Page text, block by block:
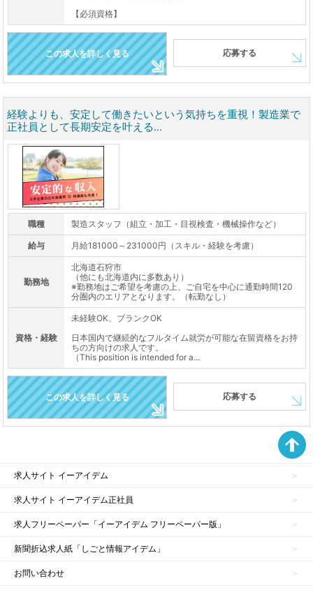
【必須資格】
この求人を詳しく見る 応募する
経験よりも、安定して働きたいという気持ちを重視！製造業で
正社員として長期安定を叶える...
職種 製造スタッフ（組立・加工・目視検査・機械操作など）
給与 月給181000～231000円（スキル・経験を考慮）
勤務地
北海道石狩市
（他にも北海道内に多数あり）
※勤務地はご希望を考慮の上、ご自宅を中心に通勤時間120
分圏内のエリアとなります。（転勤なし）
資格・経験
未経験OK、ブランクOK
日本国内で継続的なフルタイム就労が可能な在留資格をお持
ちの方向けの求人です。
（This position is intended for a...
この求人を詳しく見る 応募する
求人サイト イーアイデム
求人サイト イーアイデム正社員
求人フリーペーパー「イーアイデム フリーペーパー版」
新聞折込求人紙「しごと情報アイデム」
お問い合わせ